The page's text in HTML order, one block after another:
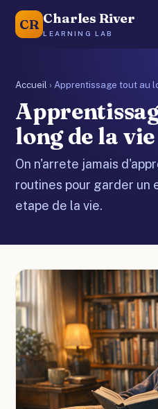
CR Charles River
LEARNING LAB
Accueil › Apprentissage tout au
long de la vie
On n'arrete jamais
routines pour garder un
etape de la vie.